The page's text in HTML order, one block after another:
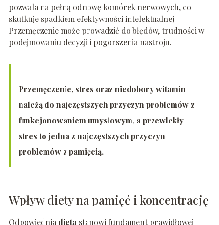
pozwala na pełną odnowę komórek nerwowych, co
skutkuje spadkiem efektywności intelektualnej.
Przemęczenie może prowadzić do błędów, trudności w
podejmowaniu decyzji i pogorszenia nastroju.
Przemęczenie, stres oraz niedobory witamin
należą do najczęstszych przyczyn problemów z
funkcjonowaniem umysłowym, a przewlekły
stres to jedna z najczęstszych przyczyn
problemów z pamięcią.
Wpływ diety na pamięć i koncentrację
Odpowiedniadietastanowi fundament prawidłowej